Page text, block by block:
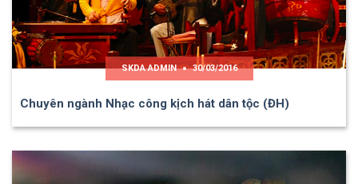
SKDA ADMIN 30/03/2016
Chuyên ngành Nhạc công kịch hát dân tộc (ĐH)